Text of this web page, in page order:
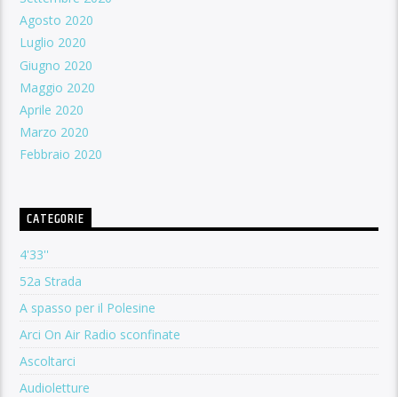
Agosto 2020
Luglio 2020
Giugno 2020
Maggio 2020
Aprile 2020
Marzo 2020
Febbraio 2020
CATEGORIE
4'33''
52a Strada
A spasso per il Polesine
Arci On Air Radio sconfinate
Ascoltarci
Audioletture